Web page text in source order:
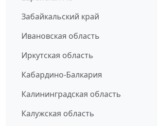
Забайкальский край
Ивановская область
Иркутская область
Кабардино-Балкария
Калининградская область
Калужская область